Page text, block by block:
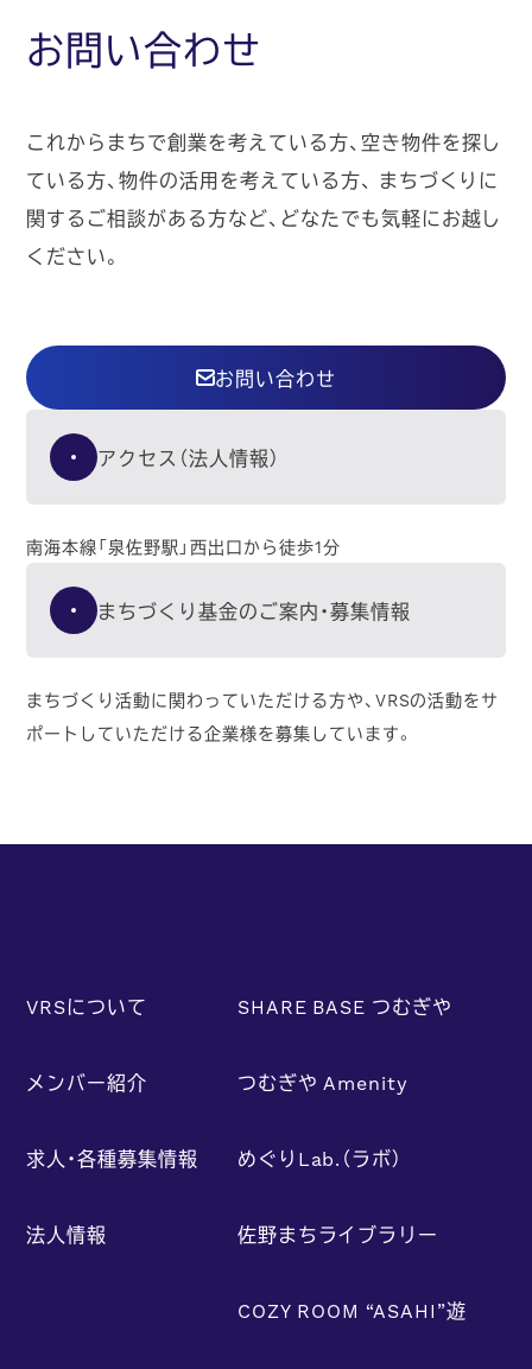
お問い合わせ
これからまちで創業を考えている方、空き物件を探し
ている方、物件の活用を考えている方、 まちづくりに
関するご相談がある方など、どなたでも気軽にお越し
ください。
お問い合わせ
アクセス（法人情報）
南海本線「泉佐野駅」西出口から徒歩1分
まちづくり基金のご案内・募集情報
まちづくり活動に関わっていただける方や、VRSの活動をサ
ポートしていただける企業様を募集しています。
VRSについて
メンバー紹介
求人・各種募集情報
法人情報
SHARE BASE つむぎや
つむぎや Amenity
めぐりLab.（ラボ）
佐野まちライブラリー
COZY ROOM “ASAHI”遊